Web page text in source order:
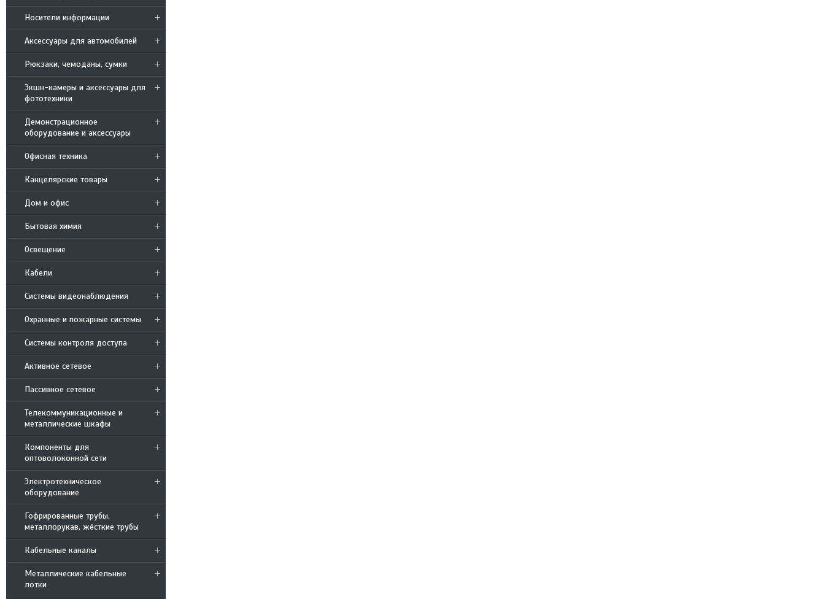
Носители информации
Аксессуары для автомобилей
Рюкзаки, чемоданы, сумки
Экшн-камеры и аксессуары для
фототехники
Демонстрационное
оборудование и аксессуары
Офисная техника
Канцелярские товары
Дом и офис
Бытовая химия
Освещение
Кабели
Системы видеонаблюдения
Охранные и пожарные системы
Системы контроля доступа
Активное сетевое
Пассивное сетевое
Телекоммуникационные и
металлические шкафы
Компоненты для
оптоволоконной сети
Электротехническое
оборудование
Гофрированные трубы,
металлорукав, жёсткие трубы
Кабельные каналы
Металлические кабельные
лотки